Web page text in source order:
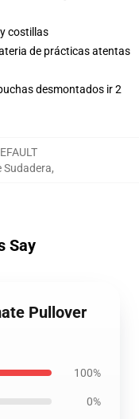
costillas
de prácticas atentas
desmontados ir 2
Sudadera,
Say
Pullover
100%
0%